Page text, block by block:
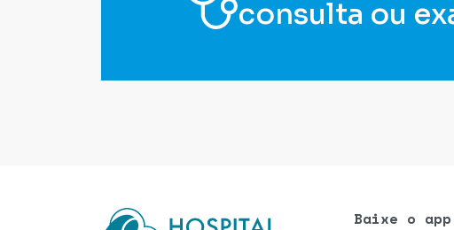
consulta ou
Baixe o app